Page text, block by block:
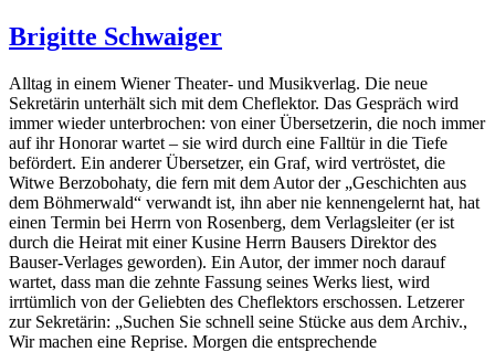
Brigitte Schwaiger
Alltag in einem Wiener Theater- und Musikverlag. Die neue
Sekretärin unterhält sich mit dem Cheflektor. Das Gespräch wird
immer wieder unterbrochen: von einer Übersetzerin, die noch immer
auf ihr Honorar wartet – sie wird durch eine Falltür in die Tiefe
befördert. Ein anderer Übersetzer, ein Graf, wird vertröstet, die
Witwe Berzobohaty, die fern mit dem Autor der „Geschichten aus
dem Böhmerwald“ verwandt ist, ihn aber nie kennengelernt hat, hat
einen Termin bei Herrn von Rosenberg, dem Verlagsleiter (er ist
durch die Heirat mit einer Kusine Herrn Bausers Direktor des
Bauser-Verlages geworden). Ein Autor, der immer noch darauf
wartet, dass man die zehnte Fassung seines Werks liest, wird
irrtümlich von der Geliebten des Cheflektors erschossen. Letzerer
zur Sekretärin: „Suchen Sie schnell seine Stücke aus dem Archiv.,
Wir machen eine Reprise. Morgen die entsprechende